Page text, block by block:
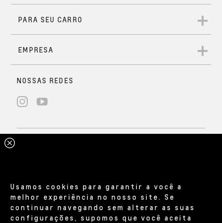
Usamos cookies para garantir a você a
melhor experiência no nosso site. Se
continuar navegando sem alterar as suas
configurações, supomos que você aceita